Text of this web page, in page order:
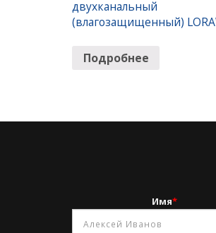
двухканальный
(влагозащищенный)
Подробнее
Имя*